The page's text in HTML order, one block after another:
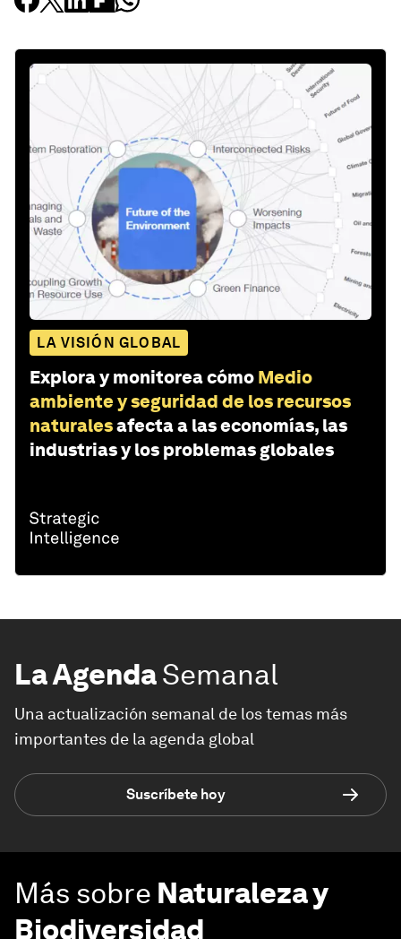
LA VISIÓN GLOBAL
Explora y monitorea cómo Medio
ambiente y seguridad de los recursos
naturalesafecta a las economías, las
industrias y los problemas globales
La AgendaSemanal
Una actualización semanal de los temas más
importantes de la agenda global
Suscríbete hoy
Más sobre Naturaleza y
Biodiversidad